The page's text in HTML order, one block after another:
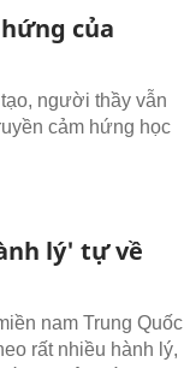
của
người thầy vẫn
cảm hứng học
lý' tự về
nam Trung Quốc
rất nhiều hành lý,